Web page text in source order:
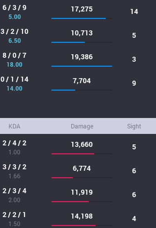
6 / 3 / 9
5.00
17,275 14
3 / 2 / 10
6.50
10,713 5
8 / 0 / 7
18.00
19,386 3
0 / 1 / 14
14.00
7,704 9
KDA Damage Sight
2 / 4 / 2
1.00
13,660 5
3 / 3 / 2
1.66
6,774 6
2 / 3 / 4
2.00
11,919 6
2 / 2 / 1
1.50
14,198 4